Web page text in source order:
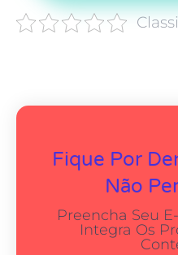
Fique Por
Não
Preencha Seu
Integra Os